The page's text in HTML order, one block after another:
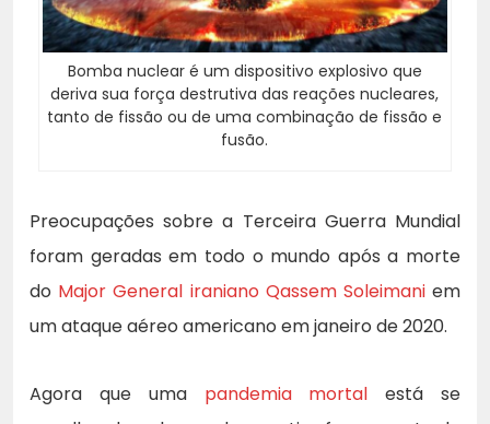
Bomba nuclear é um dispositivo explosivo que
deriva sua força destrutiva das reações nucleares,
tanto de fissão ou de uma combinação de fissão e
fusão.
Preocupações sobre a Terceira Guerra Mundial
foram geradas em todo o mundo após a morte
do Major General iraniano Qassem Soleimaniem
um ataque aéreo americano em janeiro de 2020.
Agora que uma pandemia mortal está se